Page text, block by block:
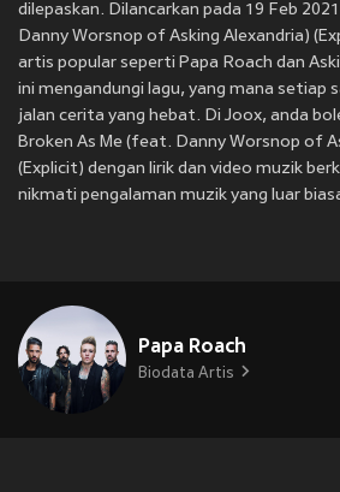
dilepaskan. Dilancarkan pada 19 Feb
Danny Worsnop of Asking Alexandria)
artis popular seperti Papa Roach dan
ini mengandungi lagu, yang mana setiap
jalan cerita yang hebat. Di Joox, anda
Broken As Me (feat. Danny Worsnop of
(Explicit) dengan lirik dan video muzik
nikmati pengalaman muzik yang luar
Papa Roach
Biodata Artis